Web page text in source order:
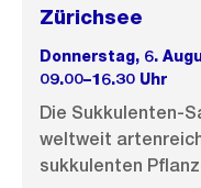
Zürichsee
Donnerstag, 6.
09.00–16.30 Uhr
Die Sukkulenten-
weltweit
sukkulenten